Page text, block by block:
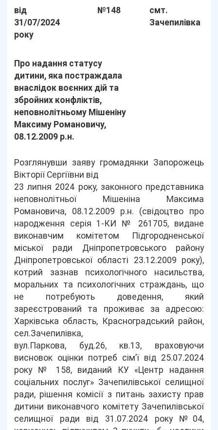
від
31/07/2024
року
№148
смт.
Зачепилівка
Про надання статусу
дитини, яка постраждала
внаслідок воєнних дій та
збройних конфліктів,
неповнолітньому Мішеніну
Максиму Романовичу,
08.12.2009 р.н.
Розглянувши заяву громадянки Запорожець
Вікторії Сергіївни від
23 липня 2024 року, законного представника
неповнолітньої Мішеніна Максима
Романовича, 08.12.2009 р.н. (свідоцтво про
народження серія 1-КИ № 261705, видане
виконавчим комітетом Підгородненської
міської ради Дніпропетровського району
Дніпропетровської області 23.12.2009 року),
котрий зазнав психологічного насильства,
моральних та психологічних страждань, що
не потребують доведення, який
зареєстрований та проживає за адресою:
Харківська область, Красноградський район,
сел.Зачепилівка,
вул.Паркова, буд.26, кв.13, враховуючи
висновок оцінки потреб сім’ї від 25.07.2024
року № 158, виданий КУ «Центр надання
соціальних послуг» Зачепилівської селищної
ради, рішення комісії з питань захисту прав
дитини виконавчого комітету Зачепилівської
селищної ради від 31.07.2024 року №04,